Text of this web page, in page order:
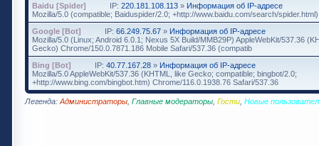
Baidu [Spider] IP: 220.181.108.113 » Информация об IP-адресе
Mozilla/5.0 (compatible; Baiduspider/2.0; +http://www.baidu.com/search/spider.html)
Google [Bot]
IP: 66.249.75.67 » Информация об IP-адресе
Mozilla/5.0 (Linux; Android 6.0.1; Nexus 5X Build/MMB29P) AppleWebKit/537.36
Gecko) Chrome/150.0.7871.186 Mobile Safari/537.36 (compatib
Bing [Bot]
IP: 40.77.167.28 » Информация об IP-адресе
Mozilla/5.0 AppleWebKit/537.36 (KHTML, like Gecko; compatible; bingbot/2.0;
+http://www.bing.com/bingbot.htm) Chrome/116.0.1938.76 Safari/537.36
Легенда: Администраторы Главные модераторы Гости Новые